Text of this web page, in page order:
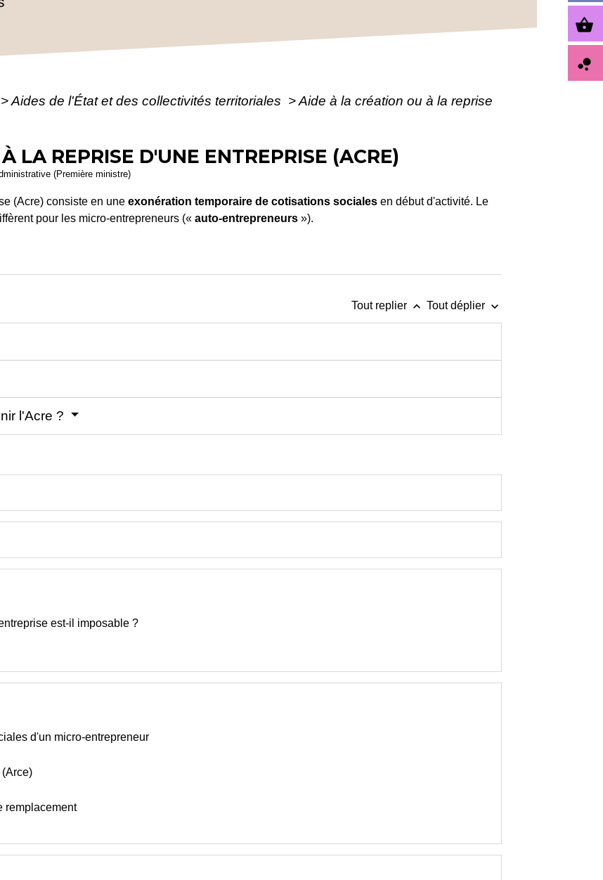
>Aides de l'État et des collectivités territoriales >Aide à la création ou à la reprise
LA REPRISE D'UNE ENTREPRISE (ACRE)
(Première ministre)
(Acre) consiste en uneexonération temporaire de cotisations sociales en début d'activité. Le
pour les micro-entrepreneurs («auto-entrepreneurs »).
Tout replier keyboard_arrow_up Tout déplier keyboard_arrow_down
l'Acre ?
est-il imposable ?
d'un micro-entrepreneur
remplacement
shopping_basket
bubble_chart